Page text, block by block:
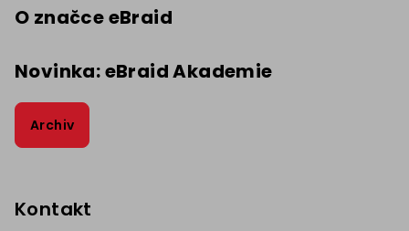
O značce eBraid
Novinka: eBraid Akademie
Archiv
Kontakt